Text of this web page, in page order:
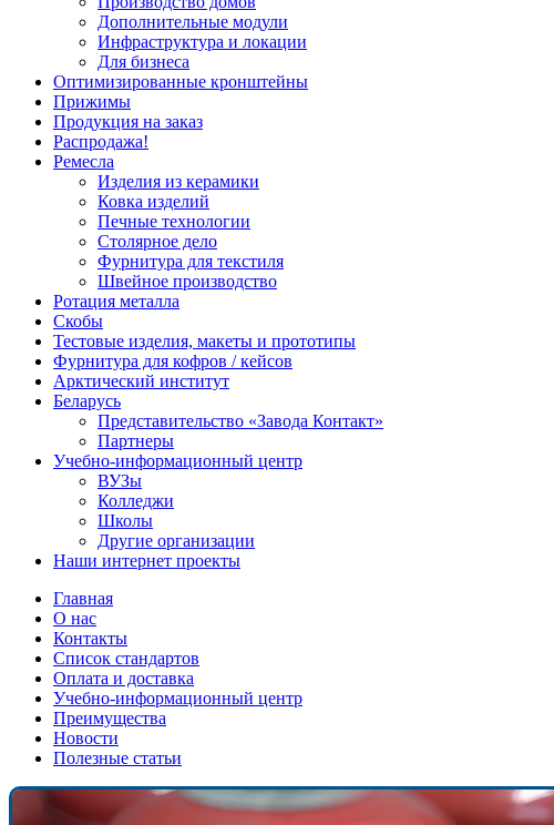
Дополнительные модули
Инфраструктура и локации
Для бизнеса
Оптимизированные кронштейны
Прижимы
Продукция на заказ
Распродажа!
Ремесла
Изделия из керамики
Ковка изделий
Печные технологии
Столярное дело
Фурнитура для текстиля
Швейное производство
Ротация металла
Скобы
Тестовые изделия, макеты и прототипы
Фурнитура для кофров / кейсов
Арктический институт
Беларусь
Представительство «Завода Контакт»
Партнеры
Учебно-информационный центр
ВУЗы
Колледжи
Школы
Другие организации
Наши интернет проекты
Главная
О нас
Контакты
Список стандартов
Оплата и доставка
Учебно-информационный центр
Преимущества
Новости
Полезные статьи